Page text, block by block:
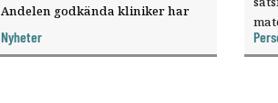
Andelen godkända kliniker har
Nyheter